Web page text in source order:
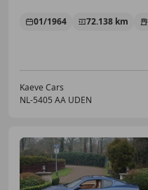
01/1964 72.138 km
Kaeve Cars
NL-5405 AA UDEN